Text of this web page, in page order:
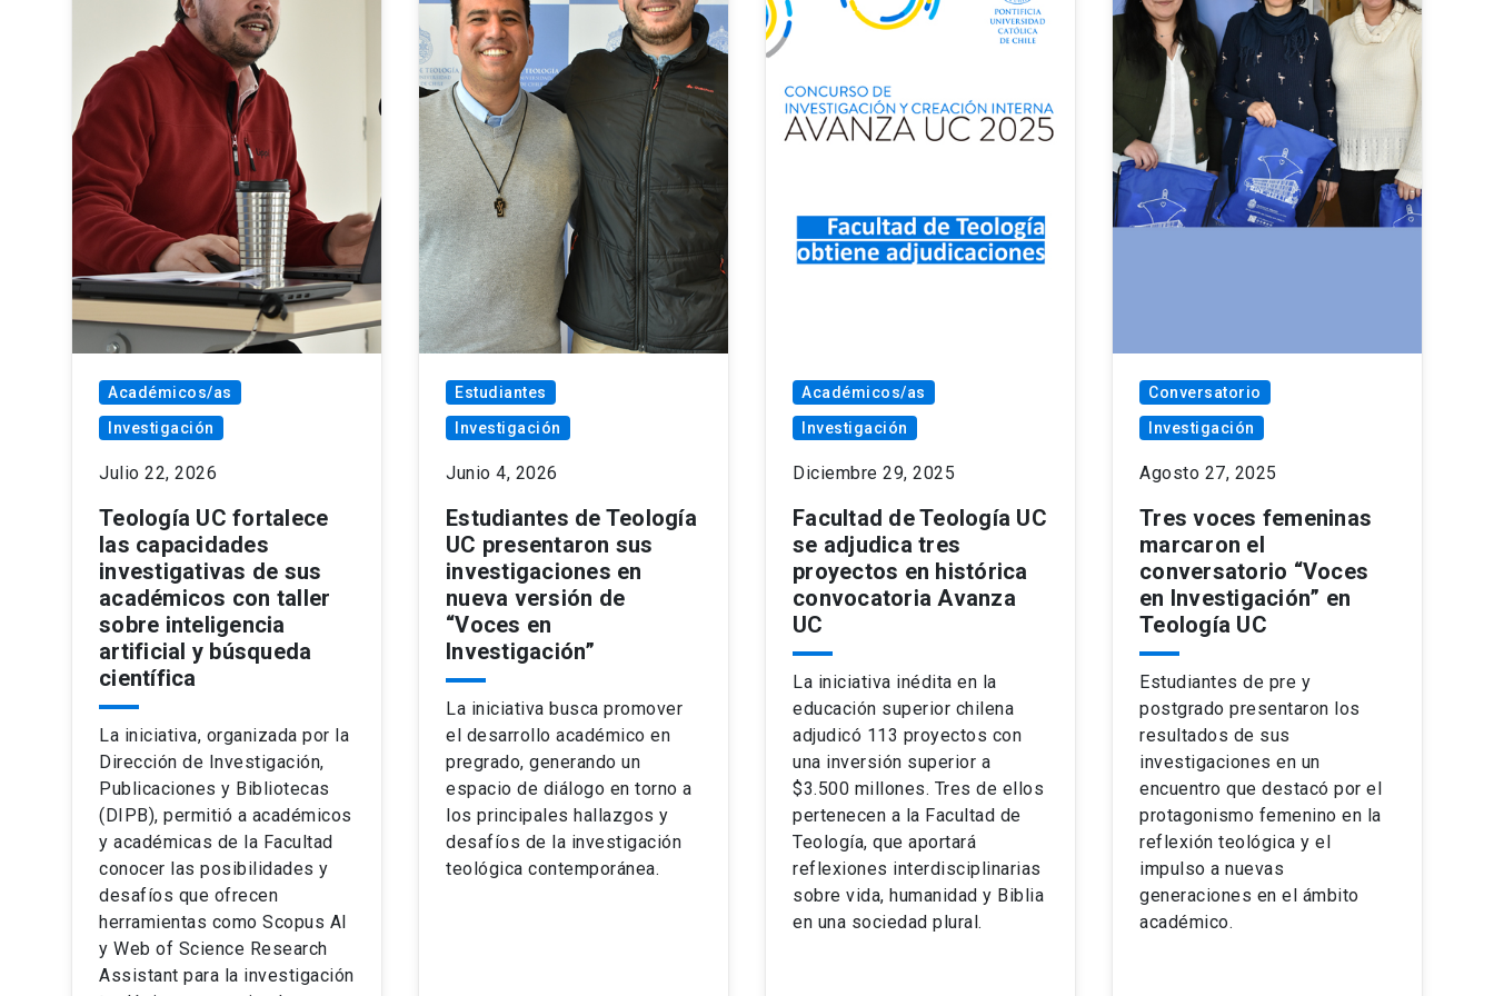
Académicos/as
Investigación
Julio 22, 2026
Teología UC fortalece
las capacidades
investigativas de sus
académicos con taller
sobre inteligencia
artificial y búsqueda
científica
La iniciativa, organizada por la
Dirección de Investigación,
Publicaciones y Bibliotecas
(DIPB), permitió a académicos
y académicas de la Facultad
conocer las posibilidades y
desafíos que ofrecen
herramientas como Scopus AI
y Web of Science Research
Assistant para la investigación
Estudiantes
Investigación
Junio 4, 2026
Estudiantes de Teología
UC presentaron sus
investigaciones en
nueva versión de
“Voces en
Investigación”
La iniciativa busca promover
el desarrollo académico en
pregrado, generando un
espacio de diálogo en torno a
los principales hallazgos y
desafíos de la investigación
teológica contemporánea.
Académicos/as
Investigación
Diciembre 29, 2025
Facultad de Teología UC
se adjudica tres
proyectos en histórica
convocatoria Avanza
UC
La iniciativa inédita en la
educación superior chilena
adjudicó 113 proyectos con
una inversión superior a
$3.500 millones. Tres de ellos
pertenecen a la Facultad de
Teología, que aportará
reflexiones interdisciplinarias
sobre vida, humanidad y Biblia
en una sociedad plural.
Conversatorio
Investigación
Agosto 27, 2025
Tres voces femeninas
marcaron el
conversatorio “Voces
en Investigación” en
Teología UC
Estudiantes de pre y
postgrado presentaron los
resultados de sus
investigaciones en un
encuentro que destacó por el
protagonismo femenino en la
reflexión teológica y el
impulso a nuevas
generaciones en el ámbito
académico.